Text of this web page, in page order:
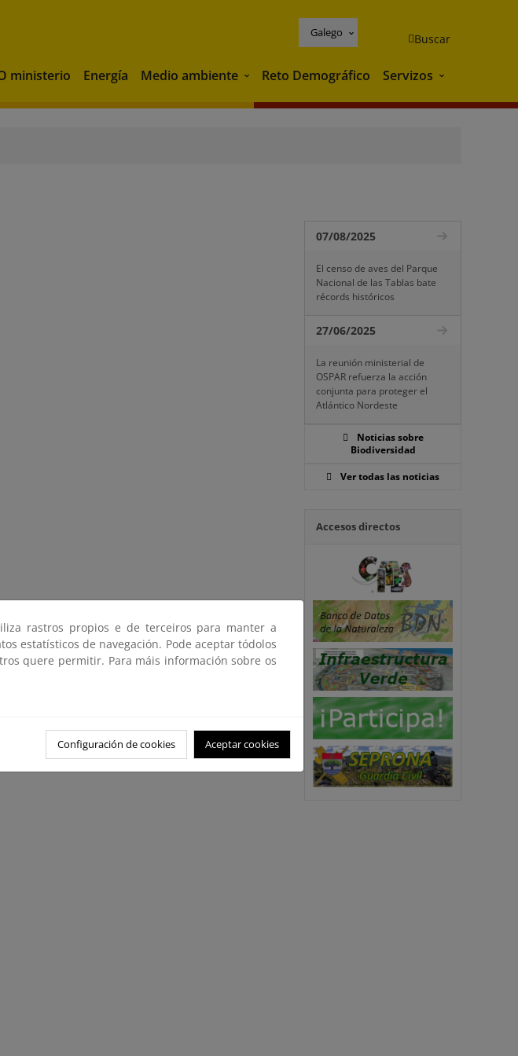
Galego Buscar
ministerio Energía Medio ambiente Medio ambiente
Reto Demográfico Servizos Servizos
07/08/2025
El censo de aves del Parque
Nacional de las Tablas bate
récords históricos
27/06/2025
La reunión ministerial de
OSPAR refuerza la acción
conjunta para proteger el
Atlántico Nordeste
Noticias sobre
Biodiversidad
Ver todas las noticias
Accesos directos
rastros propios e de terceiros para manter a
estatísticos de navegación. Pode aceptar tódolos
quere permitir. Para máis información sobre os
Configuración de cookies Aceptar cookies